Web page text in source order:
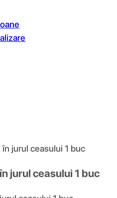
jurul ceasului 1 buc
jurul ceasului 1 buc